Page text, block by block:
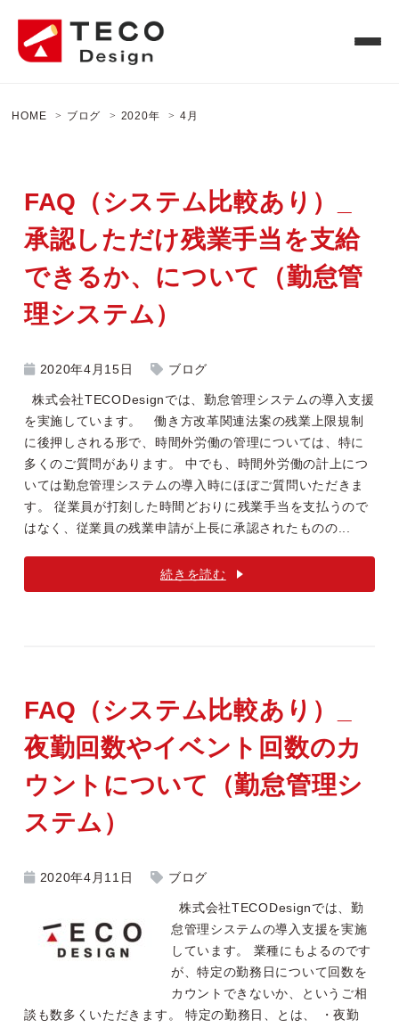
HOME ブログ 2020年 4月
FAQ（システム比較あり）_
承認しただけ残業手当を支給
できるか、について（勤怠管
理システム）
2020年4月15日 ブログ
株式会社TECODesignでは、勤怠管理システムの導入支援
を実施しています。 働き方改革関連法案の残業上限規制
に後押しされる形で、時間外労働の管理については、特に
多くのご質問があります。 中でも、時間外労働の計上につ
いては勤怠管理システムの導入時にほぼご質問いただきま
す。 従業員が打刻した時間どおりに残業手当を支払うので
はなく、従業員の残業申請が上長に承認されたものの...
続きを読む
FAQ（システム比較あり）_
夜勤回数やイベント回数のカ
ウントについて（勤怠管理シ
ステム）
2020年4月11日 ブログ
株式会社TECODesignでは、勤
怠管理システムの導入支援を実施
しています。 業種にもよるのです
が、特定の勤務日について回数を
カウントできないか、というご相
談も数多くいただきます。 特定の勤務日、とは、 ・夜勤